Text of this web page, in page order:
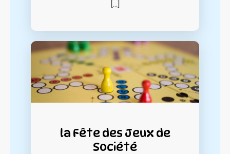
[...]
la Fête des Jeux de
Société